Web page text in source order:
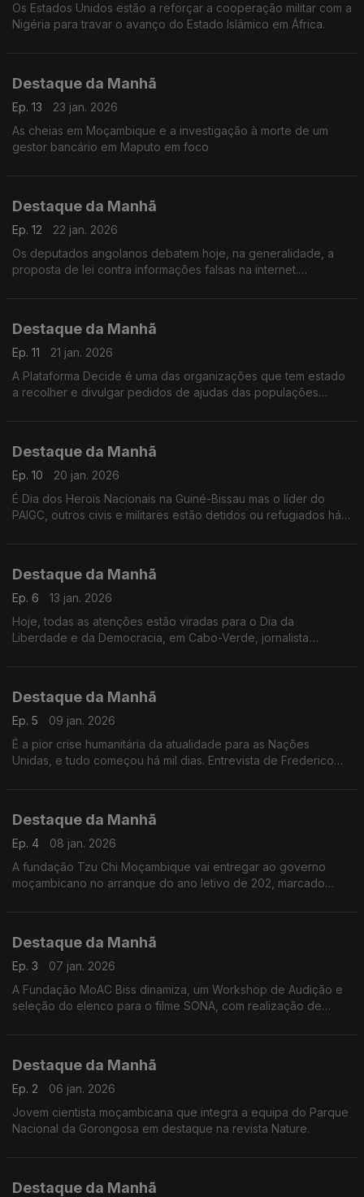
Os Estados Unidos estão a reforçar a cooperação militar com a
Nigéria para travar o avanço do Estado Islâmico em África.
Destaque da Manhã
Ep. 13
23 jan. 2026
As cheias em Moçambique e a investigação à morte de um
gestor bancário em Maputo em foco
Destaque da Manhã
Ep. 12
22 jan. 2026
Os deputados angolanos debatem hoje, na generalidade, a
proposta de lei contra informações falsas na internet.
Destaque da Manhã
Ep. 11
21 jan. 2026
A Plataforma Decide é uma das organizações que tem estado
a recolher e divulgar pedidos de ajudas das populações
Destaque da Manhã
Ep. 10
20 jan. 2026
É Dia dos Herois Nacionais na Guiné-Bissau mas o líder do
PAIGC, outros civis e militares estão detidos ou refugiados há
Destaque da Manhã
Ep. 6
13 jan. 2026
Hoje, todas as atenções estão viradas para o Dia da
Liberdade e da Democracia, em Cabo-Verde, jornalista
Destaque da Manhã
Ep. 5
09 jan. 2026
É a pior crise humanitária da atualidade para as Nações
Unidas, e tudo começou há mil dias. Entrevista de Frederico
Destaque da Manhã
Ep. 4
08 jan. 2026
A fundação Tzu Chi Moçambique vai entregar ao governo
moçambicano no arranque do ano letivo de 202, marcado
Destaque da Manhã
Ep. 3
07 jan. 2026
A Fundação MoAC Biss dinamiza, um Workshop de Audição e
seleção do elenco para o filme SONA, com realização de
Destaque da Manhã
Ep. 2
06 jan. 2026
Jovem cientista moçambicana que integra a equipa do Parque
Nacional da Gorongosa em destaque na revista Nature.
Destaque da Manhã